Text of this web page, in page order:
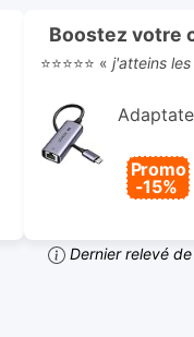
Boostez votre
⭐⭐⭐⭐⭐ « j'atteins
Promo
-15%
Dernier relevé